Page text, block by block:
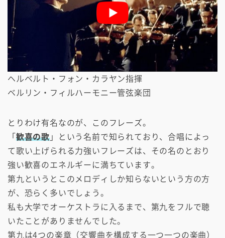
ヘルベルト・フォン・カラヤン指揮
ベルリン・フィルハーモニー管弦楽団
とりわけ有名なのが、このフレーズ。
「 歓喜の歌 」という名前で知られており、合唱によっ
て歌い上げられる力強いフレーズは、その名のとおり
強い歓喜のエネルギーに満ちています。
第九というとこのメロディしか知らないという方の方
が、恐らく多いでしょう。
私も大学でオーケストラに入るまで、第九をフルで聴
いたことがありませんでした。
第九は4つの楽章（交響曲を構成する一つ一つの楽曲）